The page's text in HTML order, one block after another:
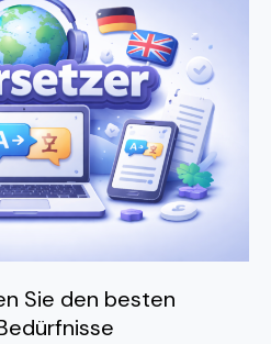
Sie den besten